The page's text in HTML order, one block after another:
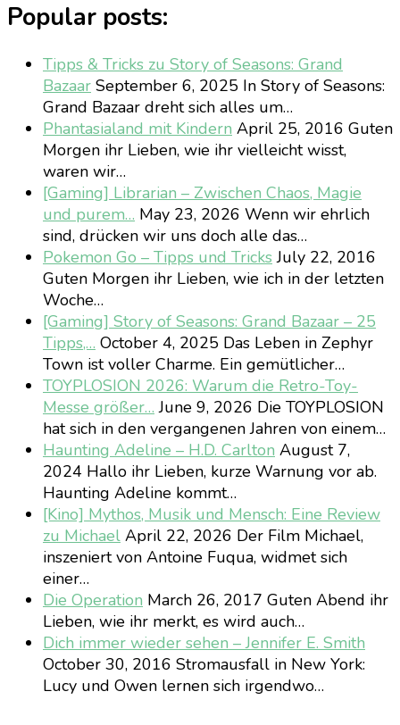
Popular posts:
Tipps & Tricks zu Story of Seasons: Grand
Bazaar September 6, 2025 In Story of Seasons:
Grand Bazaar dreht sich alles um…
Phantasialand mit Kindern April 25, 2016 Guten
Morgen ihr Lieben, wie ihr vielleicht wisst,
waren wir…
[Gaming] Librarian – Zwischen Chaos, Magie
und purem… May 23, 2026 Wenn wir ehrlich
sind, drücken wir uns doch alle das…
Pokemon Go – Tipps und TricksJuly 22, 2016
Guten Morgen ihr Lieben, wie ich in der letzten
Woche…
[Gaming] Story of Seasons: Grand Bazaar – 25
Tipps,… October 4, 2025 Das Leben in Zephyr
Town ist voller Charme. Ein gemütlicher…
TOYPLOSION 2026: Warum die Retro-Toy-
Messe größer… June 9, 2026 Die TOYPLOSION
hat sich in den vergangenen Jahren von einem…
Haunting Adeline – H.D. Carlton August 7,
2024 Hallo ihr Lieben, kurze Warnung vor ab.
Haunting Adeline kommt…
[Kino] Mythos, Musik und Mensch: Eine Review
zu Michael April 22, 2026 Der Film Michael,
inszeniert von Antoine Fuqua, widmet sich
einer…
Die Operation March 26, 2017 Guten Abend ihr
Lieben, wie ihr merkt, es wird auch…
Dich immer wieder sehen – Jennifer E. Smith
October 30, 2016 Stromausfall in New York:
Lucy und Owen lernen sich irgendwo…